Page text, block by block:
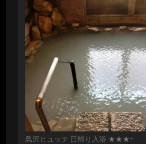
鳥沢ヒュッテ 日帰り入浴 ★★★+